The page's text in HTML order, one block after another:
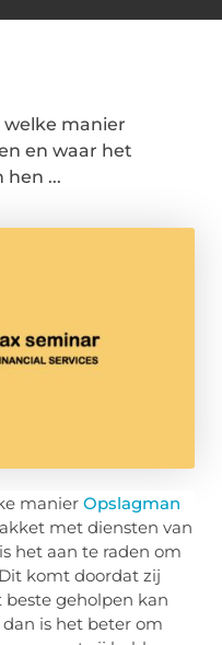
welke manier
en waar het
...
manier Opslagman
met diensten van
het aan te raden om
komt doordat zij
geholpen kan
is het beter om